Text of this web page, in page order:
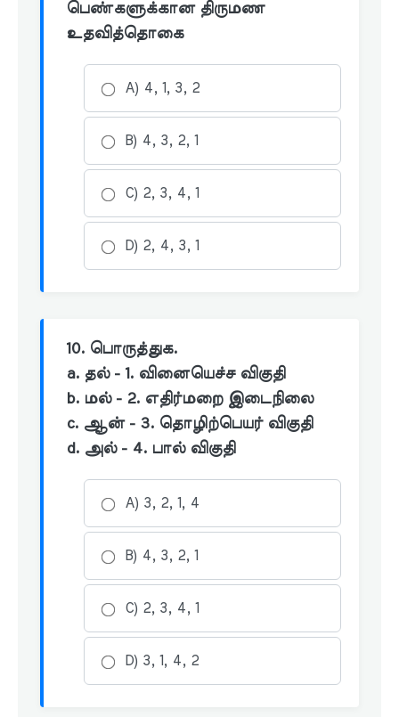
பெண்களுக்கான திருமண
உதவித்தொகை
A) 4, 1, 3, 2
B) 4, 3, 2, 1
C) 2, 3, 4, 1
D) 2, 4, 3, 1
10. பொருத்துக.
a. தல் - 1. வினையெச்ச விகுதி
b. மல் - 2. எதிர்மறை இடைநிலை
c. ஆன் - 3. தொழிற்பெயர் விகுதி
d. அல் - 4. பால் விகுதி
A) 3, 2, 1, 4
B) 4, 3, 2, 1
C) 2, 3, 4, 1
D) 3, 1, 4, 2